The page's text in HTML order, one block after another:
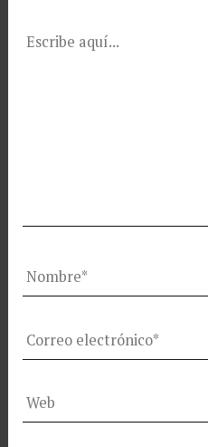
Escribe
Nombre*
Correo
electrónico*
Web